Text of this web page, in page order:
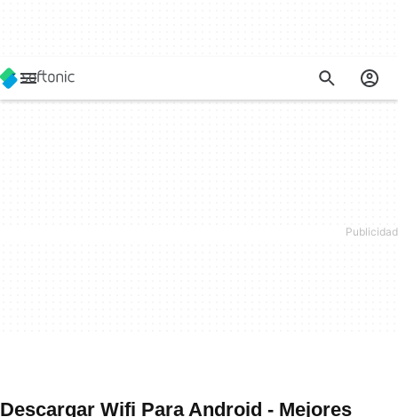
Descargar Wifi Para Android - Mejores